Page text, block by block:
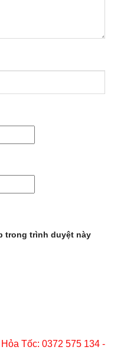
trong trình duyệt này
Tốc: 0372 575 134 -